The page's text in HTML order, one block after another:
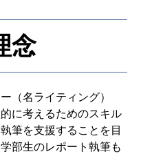
念
（名ライティング）
に考えるためのスキル
筆を支援することを目
部生のレポート執筆も